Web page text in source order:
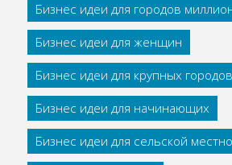
Бизнес идеи для городов
Бизнес идеи для женщин
Бизнес идеи для крупных городов
Бизнес идеи для начинающих
Бизнес идеи для сельской